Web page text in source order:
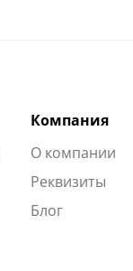
Компания
О компании
Реквизиты
Блог